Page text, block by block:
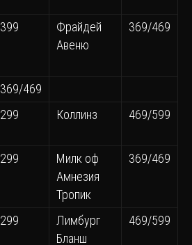
399
Фрайдей
Авеню
369/469
369/469
299 Коллинз 469/599
299
Милк оф
Амнезия
Тропик
369/469
299
Лимбург
Бланш
469/599